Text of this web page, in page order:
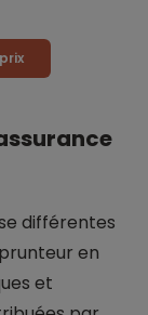
différentes
en
et